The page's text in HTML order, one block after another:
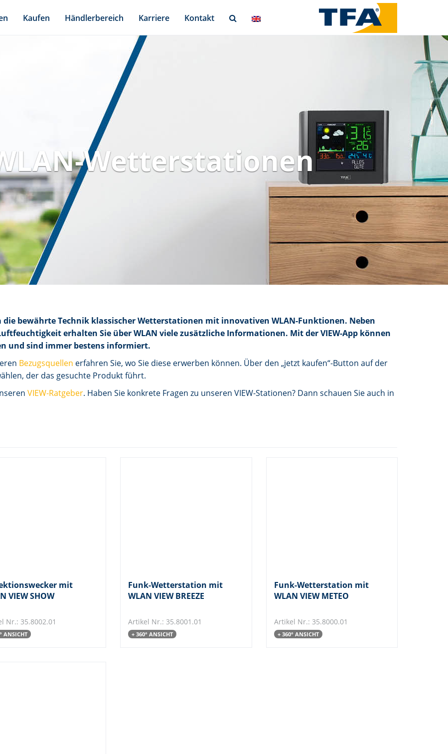
Kaufen Händlerbereich Karriere Kontakt
Wetterstationen
die bewährte Technik klassischer Wetterstationen mit innovativen WLAN-Funktionen. Neben
erhalten Sie über WLAN viele zusätzliche Informationen. Mit der VIEW-App können
und sind immer bestens informiert.
Bezugsquellen erfahren Sie, wo Sie diese erwerben können. Über den „jetzt kaufen“-Button auf der
der das gesuchte Produkt führt.
VIEW-Ratgeber. Haben Sie konkrete Fragen zu unseren VIEW-Stationen? Dann schauen Sie auch in
mit
VIEW SHOW
Nr.: 35.8002.01
ANSICHT
Funk-Wetterstation mit
WLAN VIEW BREEZE
Artikel Nr.: 35.8001.01
+ 360° ANSICHT
Funk-Wetterstation mit
WLAN VIEW METEO
Artikel Nr.: 35.8000.01
+ 360° ANSICHT